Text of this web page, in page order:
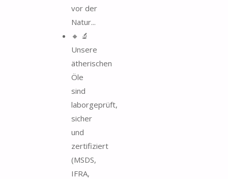
vor der
Natur...
🔸 🔬
Unsere
ätherischen
Öle
sind
laborgeprüft,
sicher
und
zertifiziert
(MSDS,
IFRA,